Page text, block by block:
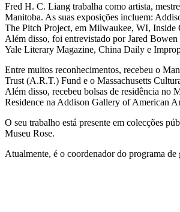
Fred H. C. Liang trabalha como artista,
Manitoba. As suas exposições incluem:
The Pitch Project, em Milwaukee, WI, Inside
Além disso, foi entrevistado por Jared
Yale Literary Magazine, China Daily e
Entre muitos reconhecimentos, recebeu o
Trust (A.R.T.) Fund e o Massachusetts
Além disso, recebeu bolsas de residência
Residence na Addison Gallery of American
O seu trabalho está presente em colecções
Museu Rose.
Atualmente, é o coordenador do programa